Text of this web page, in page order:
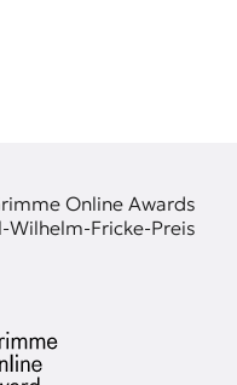
Online Awards
Wilhelm-Fricke-Preis